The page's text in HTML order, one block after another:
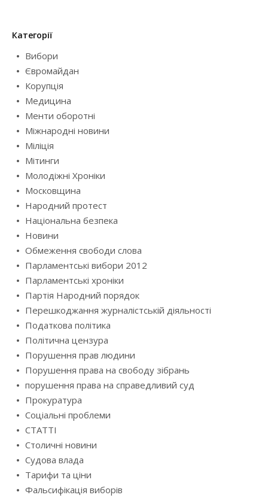
Категорії
Вибори
Євромайдан
Корупція
Медицина
Менти оборотні
Міжнародні новини
Міліція
Мітинги
Молодіжні Хроніки
Московщина
Народний протест
Національна безпека
Новини
Обмеження свободи слова
Парламентські вибори 2012
Парламентські хроніки
Партія Народний порядок
Перешкоджання журналістській діяльності
Податкова політика
Політична цензура
Порушення прав людини
Порушення права на свободу зібрань
порушення права на справедливий суд
Прокуратура
Соціальні проблеми
СТАТТІ
Столичні новини
Судова влада
Тарифи та ціни
Фальсифікація виборів